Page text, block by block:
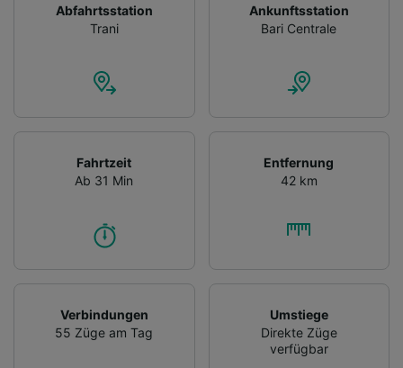
Abfahrtsstation
Trani
Ankunftsstation
Bari Centrale
Fahrtzeit
Ab 31 Min
Entfernung
42 km
Verbindungen
55 Züge am Tag
Umstiege
Direkte Züge
verfügbar